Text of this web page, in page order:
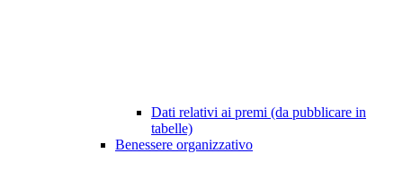
Dati relativi ai premi (da pubblicare in
tabelle)
Benessere organizzativo